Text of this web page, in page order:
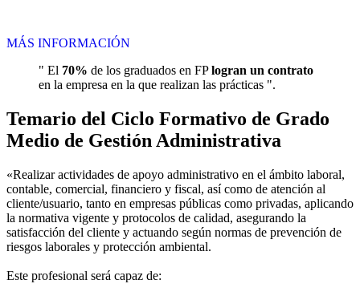
MÁS INFORMACIÓN
" El 70% de los graduados en FPlogran un contrato
en la empresa en la que realizan las prácticas ".
Temario del Ciclo Formativo de Grado
Medio de Gestión Administrativa
«Realizar actividades de apoyo administrativo en el ámbito laboral,
contable, comercial, financiero y fiscal, así como de atención al
cliente/usuario, tanto en empresas públicas como privadas, aplicando
la normativa vigente y protocolos de calidad, asegurando la
satisfacción del cliente y actuando según normas de prevención de
riesgos laborales y protección ambiental.
Este profesional será capaz de: